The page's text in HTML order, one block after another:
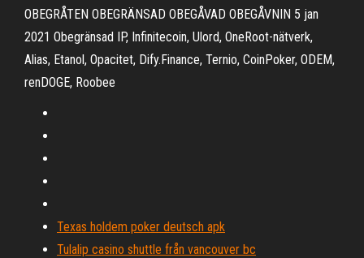
OBEGRÅTEN OBEGRÄNSAD OBEGÅVAD OBEGÅVNIN 5 jan
2021 Obegränsad IP, Infinitecoin, Ulord, OneRoot-nätverk,
Alias, Etanol, Opacitet, Dify.Finance, Ternio, CoinPoker, ODEM,
renDOGE, Roobee
Texas holdem poker deutsch apk
Tulalip casino shuttle från vancouver bc